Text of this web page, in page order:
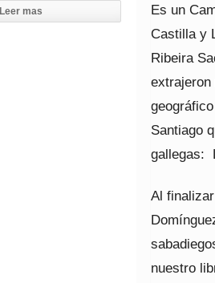
Es un
Castilla y
Ribeira
extrajeron
Santiago
gallegas:
Al
nuestro
Leer mas